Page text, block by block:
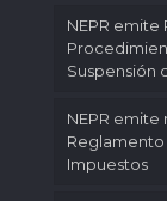
NEPR
Suspensión
NEPR
Impuestos